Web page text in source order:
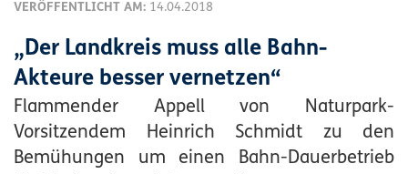
VERÖFFENTLICHT AM: 14.04.2018
„Der Landkreis muss alle Bahn-
Akteure besser vernetzen“
Flammender Appell von Naturpark-
Vorsitzendem Heinrich Schmidt zu den
Bemühungen um einen Bahn-Dauerbetrieb